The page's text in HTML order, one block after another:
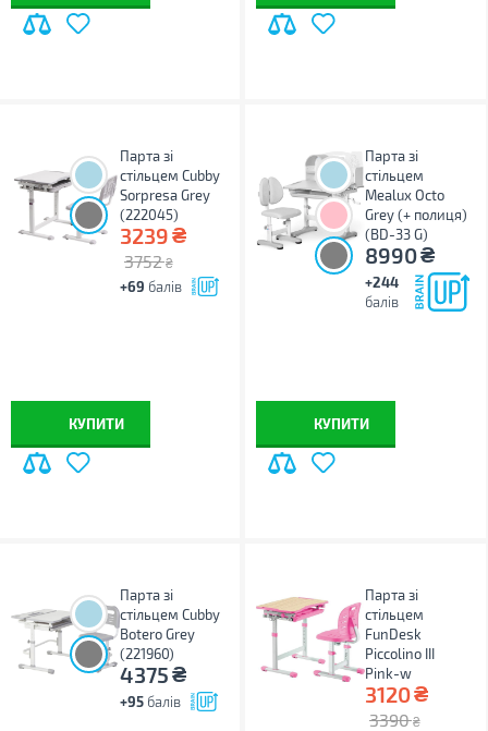
Парта зі
стільцем Cubby
Sorpresa Grey
(222045)
3239₴
3752 ₴
+69 балів
КУПИТИ
Парта зі
стільцем
Mealux Octo
Grey (+ полиця)
(BD-33 G)
8990₴
+244
балів
КУПИТИ
Парта зі
стільцем Cubby
Botero Grey
(221960)
4375₴
+95 балів
Парта зі
стільцем
FunDesk
Piccolino III
Pink-w
3120₴
3390 ₴